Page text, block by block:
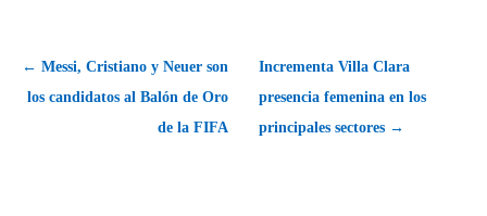
← Messi, Cristiano y Neuer son
los candidatos al Balón de Oro
de la FIFA
Incrementa Villa Clara
presencia femenina en los
principales sectores →